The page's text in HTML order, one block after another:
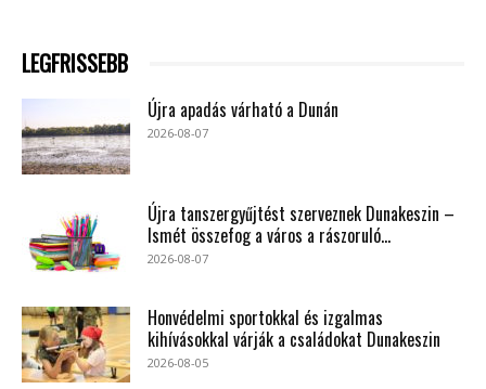
LEGFRISSEBB
Újra apadás várható a Dunán
2026-08-07
Újra tanszergyűjtést szerveznek Dunakeszin –
Ismét összefog a város a rászoruló...
2026-08-07
Honvédelmi sportokkal és izgalmas
kihívásokkal várják a családokat Dunakeszin
2026-08-05